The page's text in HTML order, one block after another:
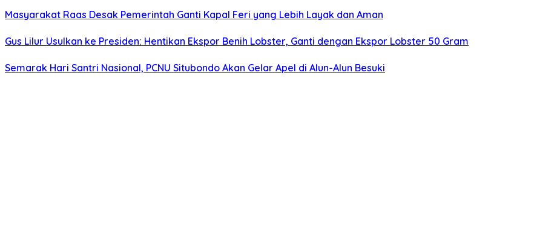
Masyarakat Raas Desak Pemerintah Ganti Kapal Feri yang Lebih Layak dan Aman
Gus Lilur Usulkan ke Presiden: Hentikan Ekspor Benih Lobster, Ganti dengan Ekspor Lobster 50 Gram
Semarak Hari Santri Nasional, PCNU Situbondo Akan Gelar Apel di Alun-Alun Besuki